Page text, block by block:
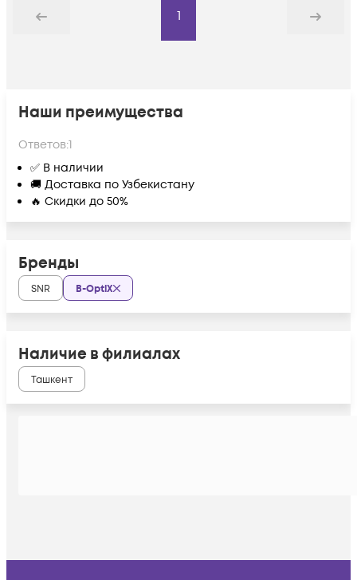
Назад
1
Дальше
Наши преимущества
Ответов:1
✅ В наличии
🚚 Доставка по Узбекистану
🔥 Скидки до 50%
Бренды
SNR B-OptiX
Наличие в филиалах
Ташкент